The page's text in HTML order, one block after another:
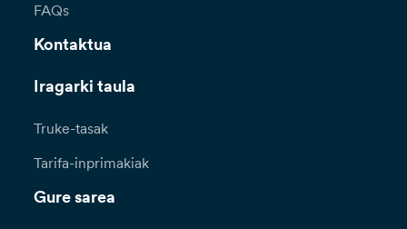
FAQs
Kontaktua
Iragarki taula
Truke-tasak
Tarifa-inprimakiak
Gure sarea